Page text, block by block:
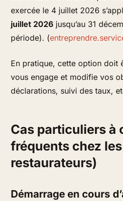
exercée le 4 juillet 2026
juillet 2026 jusqu’au 31
période). (
En pratique, cette option doit
vous engage et modifie vos
déclarations, suivi des taux,
Cas particuliers à
fréquents chez les
restaurateurs)
Démarrage en cours